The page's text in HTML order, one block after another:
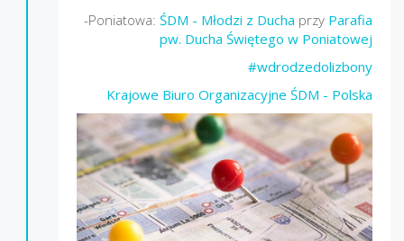
-Poniatowa: ŚDM - Młodzi z Ducha przy Parafia
pw. Ducha Świętego w Poniatowej
#wdrodzedolizbony
Krajowe Biuro Organizacyjne ŚDM - Polska